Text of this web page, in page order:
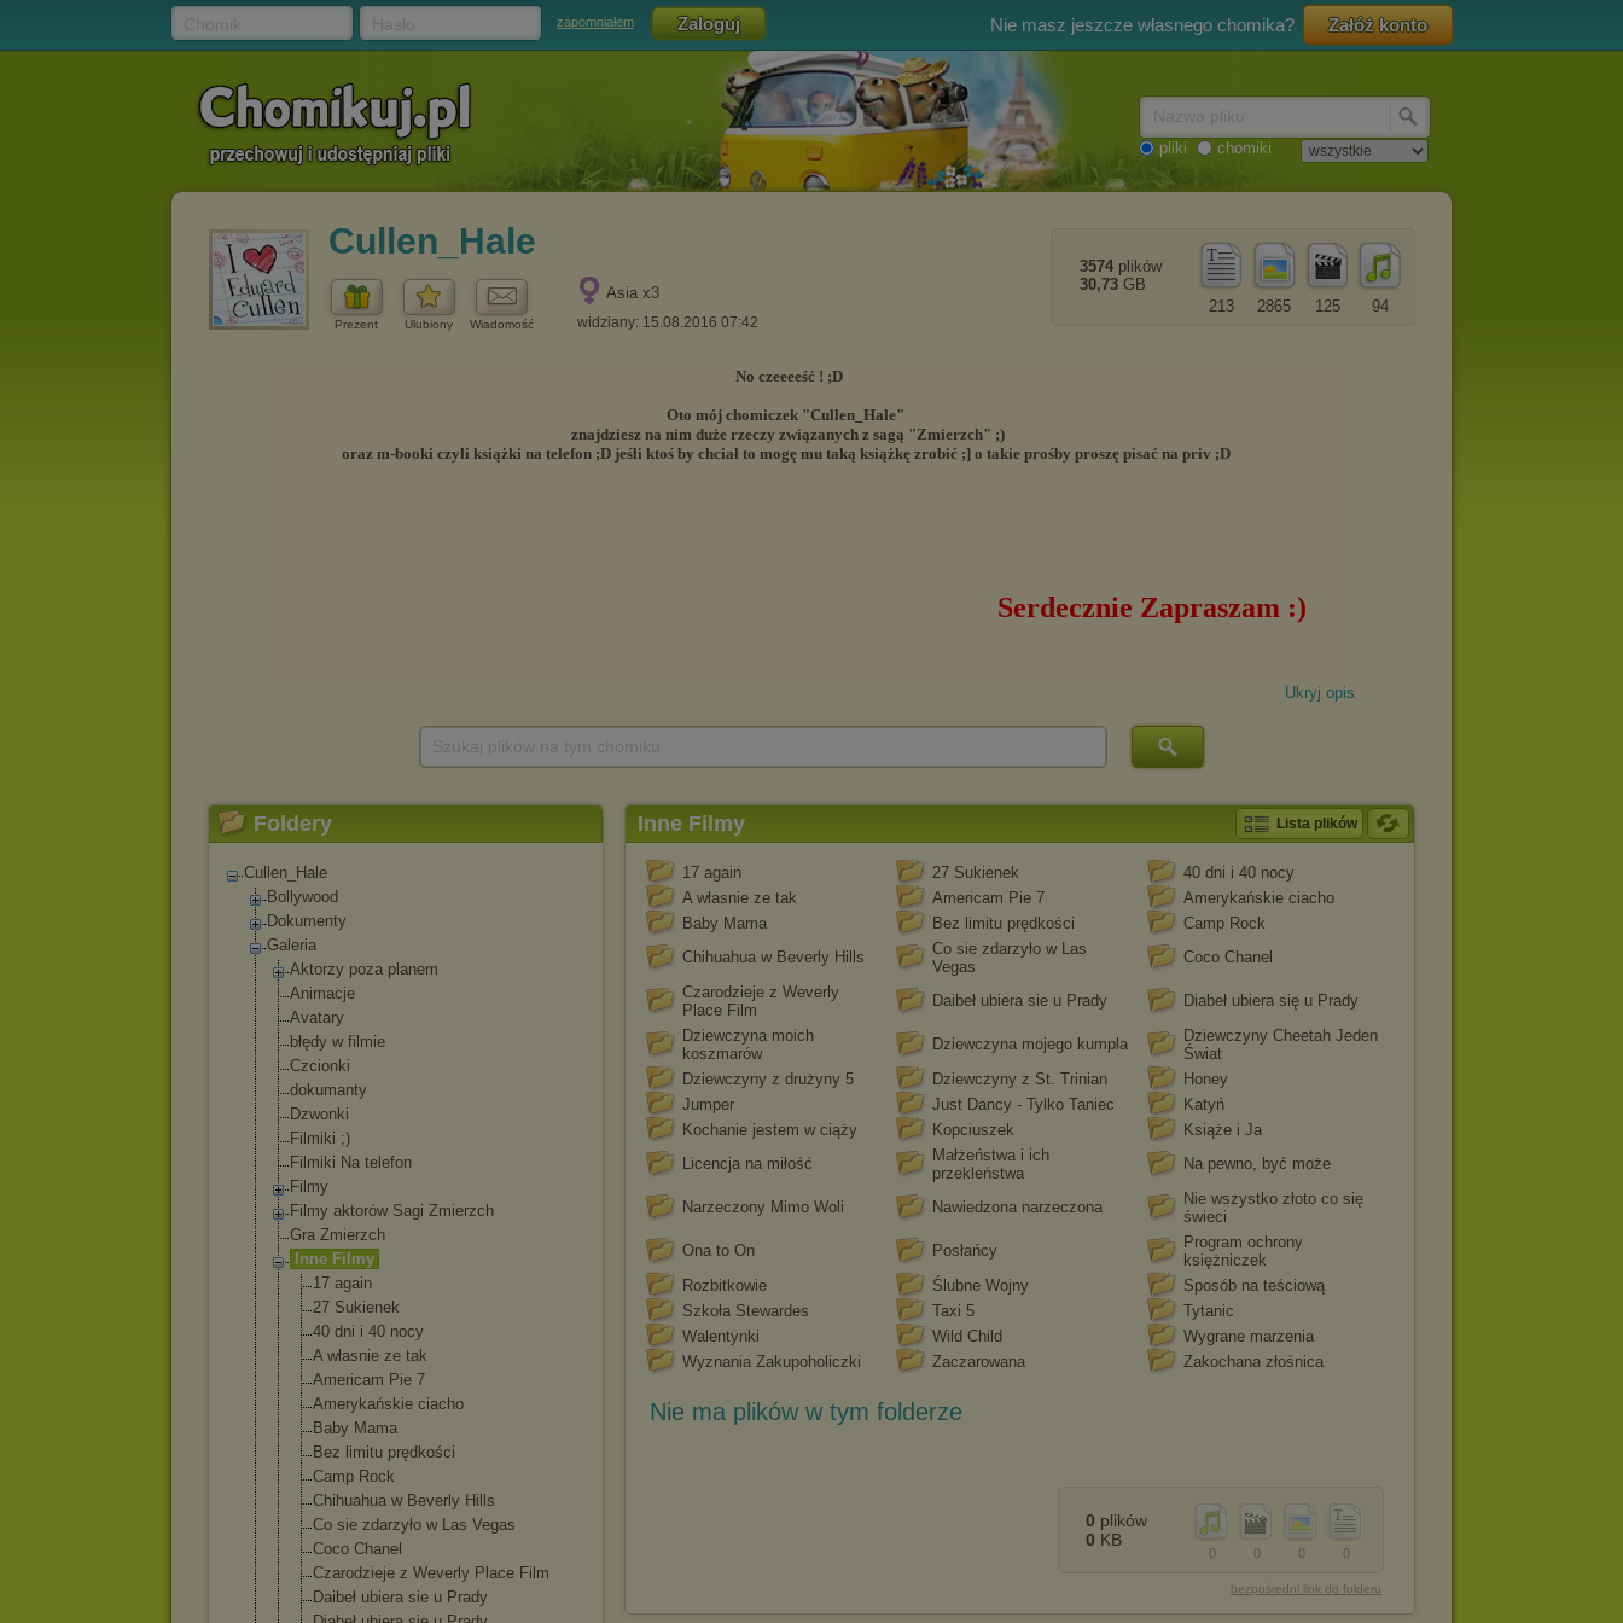
zapomniałem Nie masz jeszcze własnego chomika? Załóż konto
pliki chomiki
Cullen_Hale
Prezent Ulubiony Wiadomość
Asia x3
widziany: 15.08.2016 07:42
94
125
2865
213
3574 plików
30,73 GB
Ukryj opis
Foldery
Cullen_Hale
Bollywood
Dokumenty
Galeria
Aktorzy poza planem
Animacje
Avatary
błędy w filmie
Czcionki
dokumanty
Dzwonki
Filmiki ;)
Filmiki Na telefon
Filmy
Filmy aktorów Sagi Zmierzch
Gra Zmierzch
Inne Filmy
17 again
27 Sukienek
40 dni i 40 nocy
A własnie ze tak
Americam Pie 7
Amerykańskie ciacho
Baby Mama
Bez limitu prędkości
Camp Rock
Chihuahua w Beverly Hills
Co sie zdarzyło w Las Vegas
Coco Chanel
Czarodzieje z Weverly Place Film
Daibeł ubiera sie u Prady
Inne Filmy Lista plików
17 again 27 Sukienek
40 dni i 40 nocy
A własnie ze tak
Americam Pie 7
Amerykańskie ciacho
Baby Mama
Bez limitu prędkości
Camp Rock
Chihuahua w Beverly Hills
Co sie zdarzyło w Las
Vegas
Coco Chanel
Czarodzieje z Weverly
Place Film
Daibeł ubiera sie u Prady
Diabeł ubiera się u Prady
Dziewczyna moich
koszmarów
Dziewczyna mojego kumpla
Dziewczyny Cheetah Jeden
Świat
Dziewczyny z drużyny 5
Dziewczyny z St. Trinian
Honey
Jumper
Just Dancy - Tylko Taniec
Katyń
Kochanie jestem w ciąży
Kopciuszek
Książe i Ja
Licencja na miłość
Małżeństwa i ich
przekleństwa
Na pewno, być może
Narzeczony Mimo Woli Nawiedzona narzeczona
Nie wszystko złoto co się
świeci
Ona to On
Posłańcy
Program ochrony
księżniczek
Rozbitkowie
Ślubne Wojny
Sposób na teściową
Szkoła Stewardes
Taxi 5
Tytanic
Walentynki
Wild Child
Wygrane marzenia
Wyznania Zakupoholiczki
Zaczarowana Zakochana złośnica
Nie ma plików w tym folderze
0
0
0
0
0 plików
0 KB
bezpośredni link do folderu